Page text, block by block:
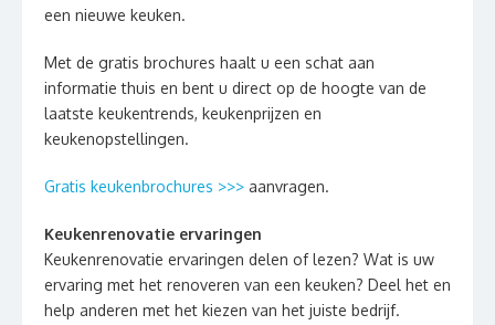
een nieuwe keuken.
Met de gratis brochures haalt u een schat aan
informatie thuis en bent u direct op de hoogte van de
laatste keukentrends, keukenprijzen en
keukenopstellingen.
Gratis keukenbrochures >>> aanvragen.
Keukenrenovatie ervaringen
Keukenrenovatie ervaringen delen of lezen? Wat is uw
ervaring met het renoveren van een keuken? Deel het en
help anderen met het kiezen van het juiste bedrijf.